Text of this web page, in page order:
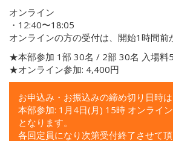
オンライン
・12:40〜18:05
オンラインの方の受付は、開始1時間前
★本部参加 1部 30名 / 2部 30名 入場料
★オンライン参加: 4,400円
お申込み・お振込みの締め切り日時は
本部参加: 1月4日(月) 15時 オンライ
となります。
各回定員になり次第受付終了させて頂